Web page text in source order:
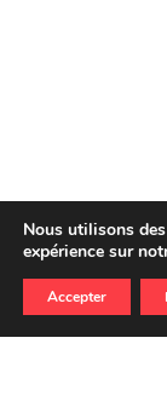
Nous utilisons
expérience sur
Accepter